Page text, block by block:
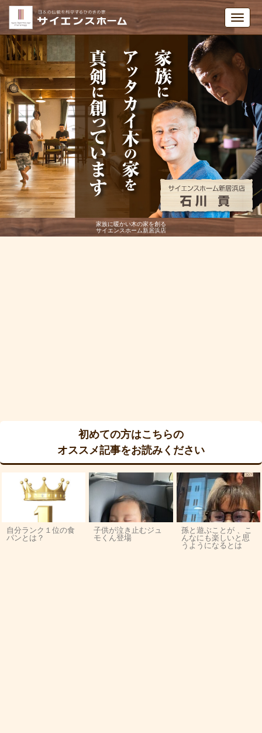
家族に暖かい木の家を創る
サイエンスホーム新居浜店
初めての方はこちらの
オススメ記事をお読みください
自分ランク１位の食
パンとは？
子供が泣き止むジュ
モくん登場
孫と遊ぶことが 、こ
んなにも楽しいと思
うようになるとは